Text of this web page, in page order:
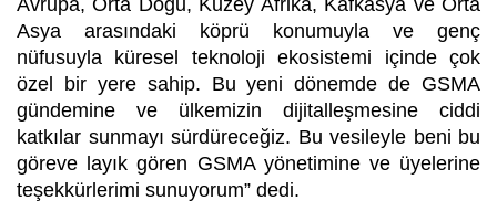
Asya arasındaki köprü konumuyla ve genç
nüfusuyla küresel teknoloji ekosistemi içinde çok
özel bir yere sahip. Bu yeni dönemde de GSMA
gündemine ve ülkemizin dijitalleşmesine ciddi
katkılar sunmayı sürdüreceğiz. Bu vesileyle beni bu
göreve layık gören GSMA yönetimine ve üyelerine
teşekkürlerimi sunuyorum” dedi.